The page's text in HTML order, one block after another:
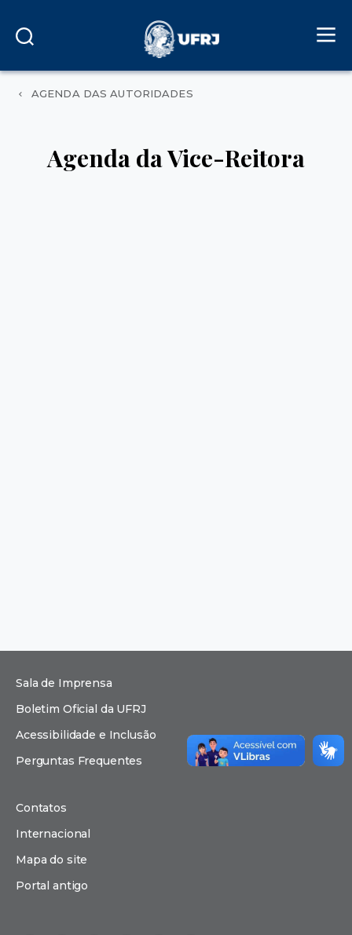
AGENDA DAS AUTORIDADES
Agenda da Vice-Reitora
Sala de Imprensa
Boletim Oficial da UFRJ
Acessibilidade e Inclusão
Perguntas Frequentes
Contatos
Internacional
Mapa do site
Portal antigo